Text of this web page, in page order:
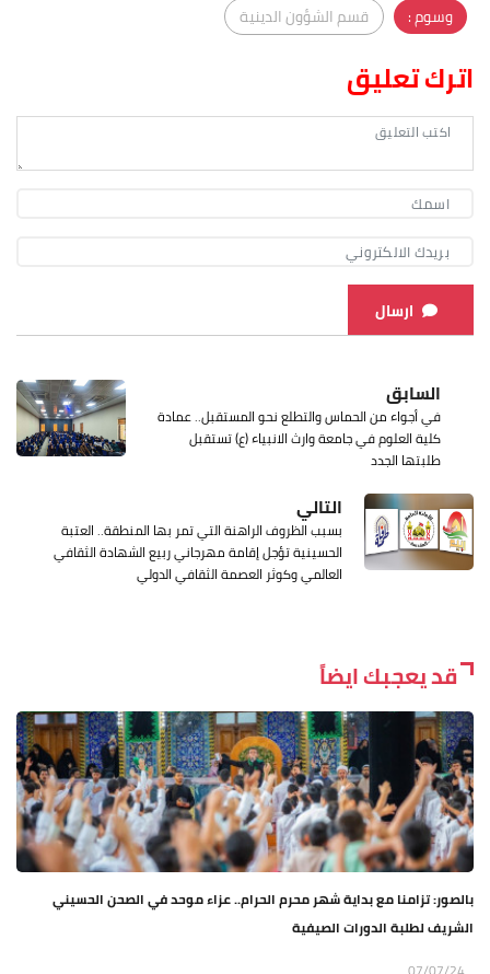
وسوم :
قسم الشؤون الدينية
اترك تعليق
ارسال
السابق
في أجواء من الحماس والتطلع نحو المستقبل.. عمادة
كلية العلوم في جامعة وارث الانبياء (ع) تستقبل
طلبتها الجدد
التالي
بسبب الظروف الراهنة التي تمر بها المنطقة.. العتبة
الحسينية تؤجل إقامة مهرجاني ربيع الشهادة الثقافي
العالمي وكوثر العصمة الثقافي الدولي
قد يعجبك ايضاً
بالصور: تزامنا مع بداية شهر محرم الحرام.. عزاء موحد في الصحن الحسيني
الشريف لطلبة الدورات الصيفية